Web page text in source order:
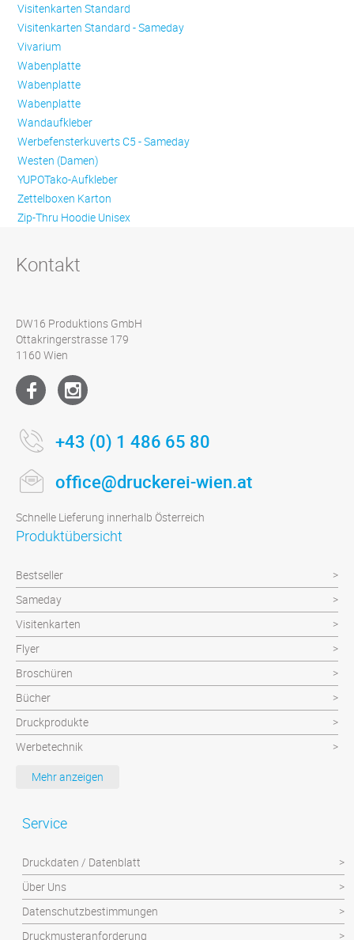
Visitenkarten Standard
Visitenkarten Standard - Sameday
Vivarium
Wabenplatte
Wabenplatte
Wabenplatte
Wandaufkleber
Werbefensterkuverts C5 - Sameday
Westen (Damen)
YUPOTako-Aufkleber
Zettelboxen Karton
Zip-Thru Hoodie Unisex
Kontakt
DW16 Produktions GmbH
Ottakringerstrasse 179
1160 Wien
+43 (0) 1 486 65 80
office@druckerei-wien.at
Schnelle Lieferung innerhalb Österreich
Produktübersicht
Bestseller
Sameday
Visitenkarten
Flyer
Broschüren
Bücher
Druckprodukte
Werbetechnik
Werbeartikel
Plattendruck und Schilder
Mehr anzeigen
Service
Druckdaten / Datenblatt
Über Uns
Datenschutzbestimmungen
Druckmusteranforderung